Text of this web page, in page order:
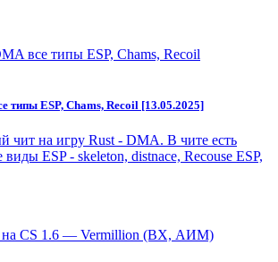
типы ESP, Chams, Recoil [13.05.2025]
чит на игру Rust - DMA. В чите есть
ESP - skeleton, distnace, Recouse ESP,